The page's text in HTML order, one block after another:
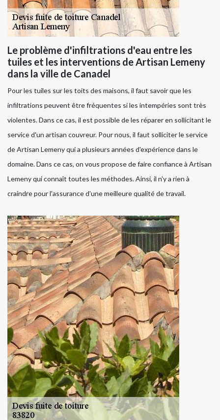
Le problème d'infiltrations d'eau entre les
tuiles et les interventions de Artisan Lemeny
dans la ville de Canadel
Pour les tuiles sur les toits des maisons, il faut savoir que les
infiltrations peuvent être fréquentes si les intempéries sont très
violentes. Dans ce cas, il est possible de les réparer en sollicitant le
service d'un artisan couvreur. Pour nous, il faut solliciter le service
de Artisan Lemeny qui a plusieurs années d'expérience dans le
domaine. Dans ce cas, on vous propose de faire confiance à Artisan
Lemeny qui connaît toutes les méthodes. Ainsi, il n'y a rien à
craindre pour l'assurance d'une meilleure qualité de travail.